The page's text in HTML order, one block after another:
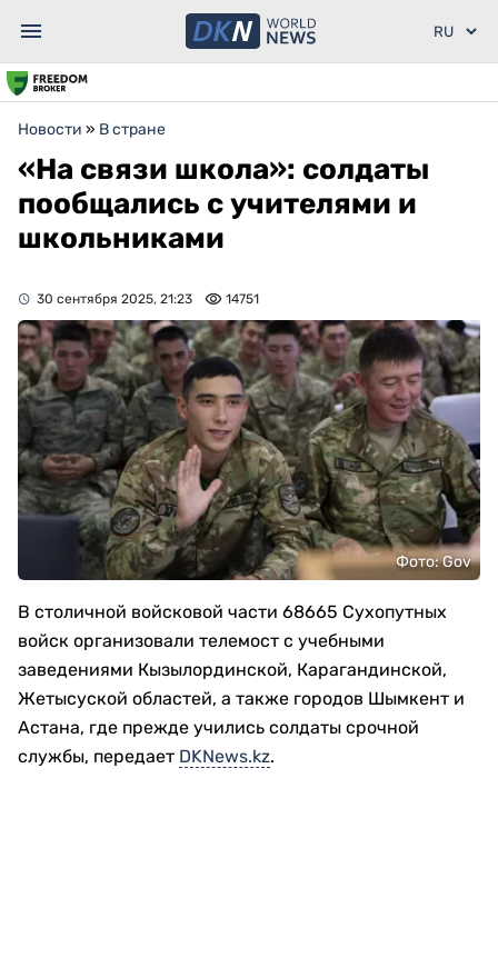
Новости » В стране
«На связи школа»: солдаты
пообщались с учителями и
школьниками
30 сентября 2025, 21:23 14751
Фото: Gov
В столичной войсковой части 68665 Сухопутных
войск организовали телемост с учебными
заведениями Кызылординской, Карагандинской,
Жетысуской областей, а также городов Шымкент и
Астана, где прежде учились солдаты срочной
службы, передает DKNews.kz.